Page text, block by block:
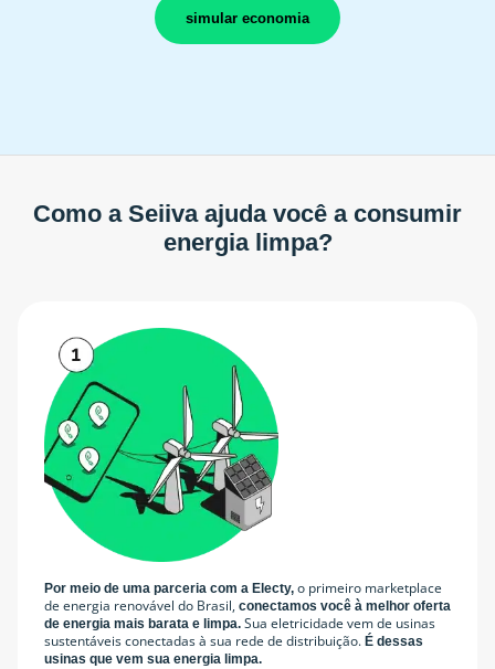
simular economia
Como a Seiiva ajuda você a consumir
energia limpa?
Por meio de uma parceria com a Electy, o primeiro marketplace
de energia renovável do Brasil, conectamos você à melhor oferta
de energia mais barata e limpa. Sua eletricidade vem de usinas
sustentáveis conectadas à sua rede de distribuição. É dessas
usinas que vem sua energia limpa.